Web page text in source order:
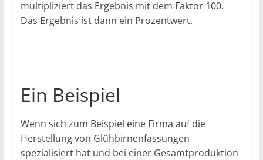
multipliziert das Ergebnis mit dem Faktor 100.
Das Ergebnis ist dann ein Prozentwert.
Ein Beispiel
Wenn sich zum Beispiel eine Firma auf die
Herstellung von Glühbirnenfassungen
spezialisiert hat und bei einer Gesamtproduktion